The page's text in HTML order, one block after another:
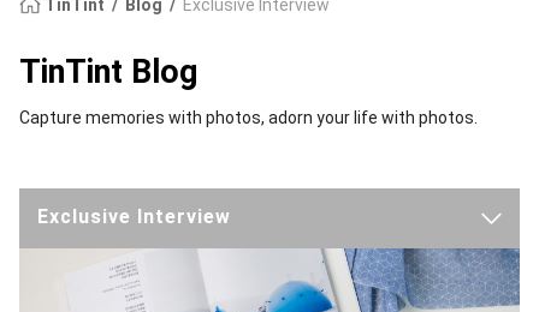
TinTint Blog Exclusive Interview
TinTint Blog
Capture memories with photos, adorn your life with photos.
Exclusive Interview